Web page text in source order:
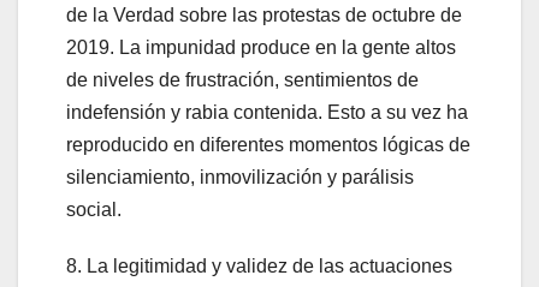
de la Verdad sobre las protestas de octubre de
2019. La impunidad produce en la gente altos
de niveles de frustración, sentimientos de
indefensión y rabia contenida. Esto a su vez ha
reproducido en diferentes momentos lógicas de
silenciamiento, inmovilización y parálisis
social.
8. La legitimidad y validez de las actuaciones